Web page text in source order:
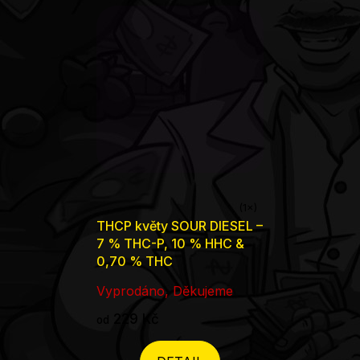
Průměrné
hodnocení
produktu
5,0
THCP květy SOUR DIESEL –
7 % THC-P, 10 % HHC &
0,70 % THC
Vyprodáno, Děkujeme